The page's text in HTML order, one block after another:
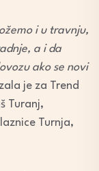
i u travnju,
a i da
ako se novi
je za Trend
Turanj,
Turnja,